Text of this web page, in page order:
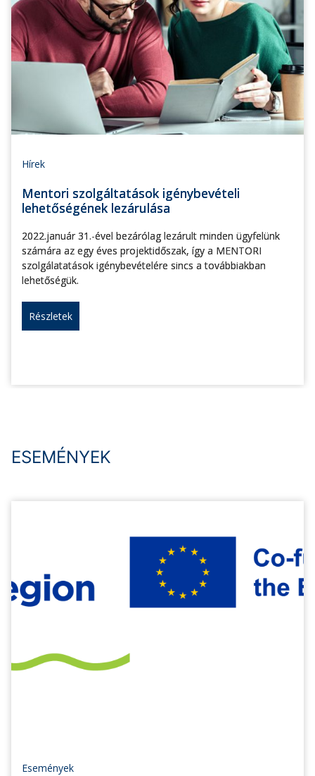
Hírek
Mentori szolgáltatások igénybevételi
lehetőségének lezárulása
2022.január 31.-ével bezárólag lezárult minden ügyfelünk
számára az egy éves projektidőszak, így a MENTORI
szolgálatatások igénybevételére sincs a továbbiakban
lehetőségük.
Részletek
ESEMÉNYEK
Események